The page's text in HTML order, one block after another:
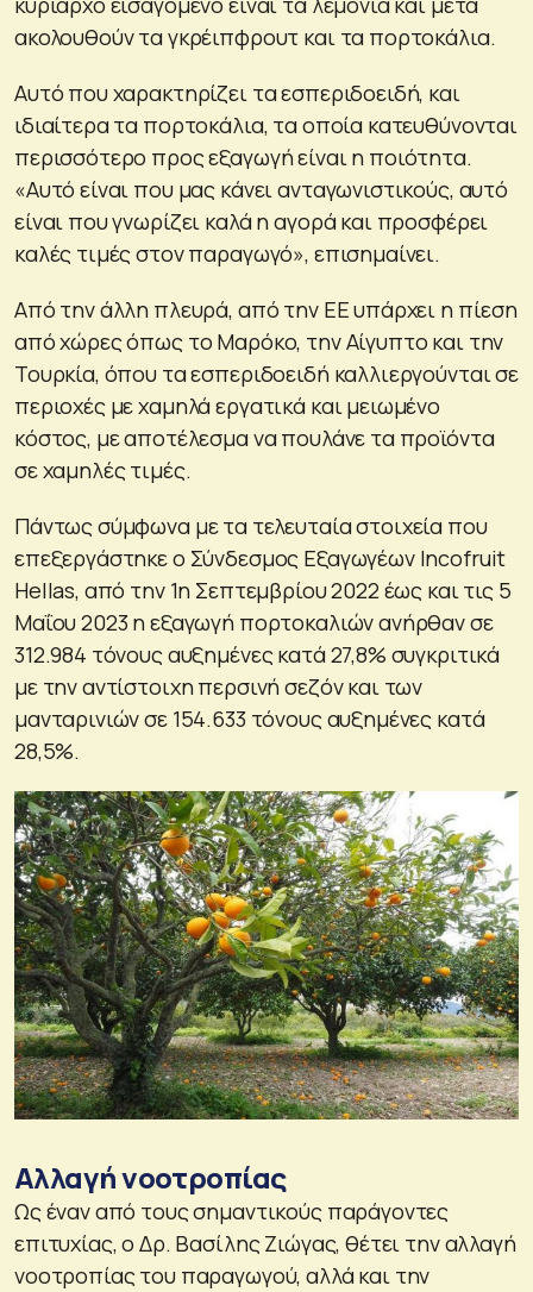
ακολουθούν τα γκρέιπφρουτ και τα πορτοκάλια.
Αυτό που χαρακτηρίζει τα εσπεριδοειδή, και
ιδιαίτερα τα πορτοκάλια, τα οποία κατευθύνονται
περισσότερο προς εξαγωγή είναι η ποιότητα.
«Αυτό είναι που μας κάνει ανταγωνιστικούς, αυτό
είναι που γνωρίζει καλά η αγορά και προσφέρει
καλές τιμές στον παραγωγό», επισημαίνει.
Από την άλλη πλευρά, από την ΕΕ υπάρχει η πίεση
από χώρες όπως το Μαρόκο, την Αίγυπτο και την
Τουρκία, όπου τα εσπεριδοειδή καλλιεργούνται σε
περιοχές με χαμηλά εργατικά και μειωμένο
κόστος, με αποτέλεσμα να πουλάνε τα προϊόντα
σε χαμηλές τιμές.
Πάντως σύμφωνα με τα τελευταία στοιχεία που
επεξεργάστηκε ο Σύνδεσμος Εξαγωγέων Incofruit
Hellas, από την 1η Σεπτεμβρίου 2022 έως και τις 5
Μαΐου 2023 η εξαγωγή πορτοκαλιών ανήρθαν σε
312.984 τόνους αυξημένες κατά 27,8% συγκριτικά
με την αντίστοιχη περσινή σεζόν και των
μανταρινιών σε 154.633 τόνους αυξημένες κατά
28,5%.
Αλλαγή νοοτροπίας
Ως έναν από τους σημαντικούς παράγοντες
επιτυχίας, ο Δρ. Βασίλης Ζιώγας, θέτει την αλλαγή
νοοτροπίας του παραγωγού, αλλά και την